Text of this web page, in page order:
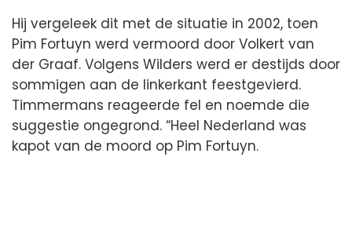
Hij vergeleek dit met de situatie in 2002, toen
Pim Fortuyn werd vermoord door Volkert van
der Graaf. Volgens Wilders werd er destijds door
sommigen aan de linkerkant feestgevierd.
Timmermans reageerde fel en noemde die
suggestie ongegrond. “Heel Nederland was
kapot van de moord op Pim Fortuyn.